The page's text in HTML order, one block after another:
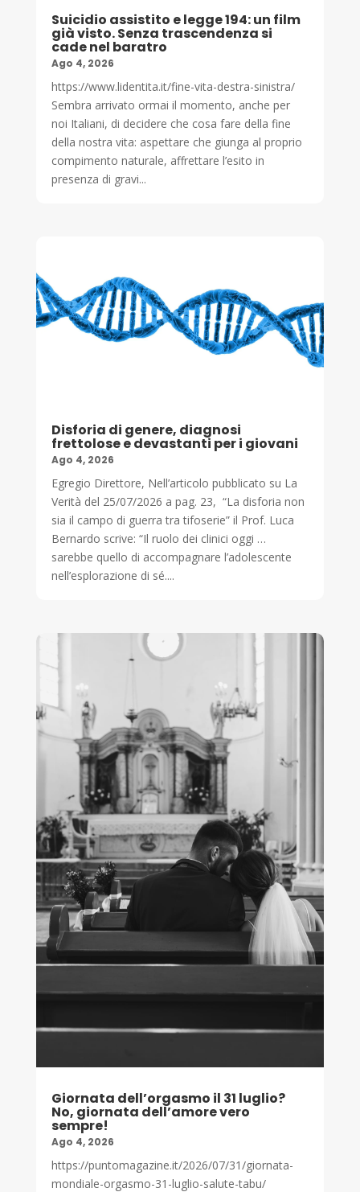
Suicidio assistito e legge 194: un film
già visto. Senza trascendenza si
cade nel baratro
Ago 4, 2026
https://www.lidentita.it/fine-vita-destra-sinistra/
Sembra arrivato ormai il momento, anche per
noi Italiani, di decidere che cosa fare della fine
della nostra vita: aspettare che giunga al proprio
compimento naturale, affrettare l’esito in
presenza di gravi...
Disforia di genere, diagnosi
frettolose e devastanti per i giovani
Ago 4, 2026
Egregio Direttore, Nell’articolo pubblicato su La
Verità del 25/07/2026 a pag. 23, “La disforia non
sia il campo di guerra tra tifoserie” il Prof. Luca
Bernardo scrive: “Il ruolo dei clinici oggi …
sarebbe quello di accompagnare l’adolescente
nell’esplorazione di sé....
Giornata dell’orgasmo il 31 luglio?
No, giornata dell’amore vero
sempre!
Ago 4, 2026
https://puntomagazine.it/2026/07/31/giornata-
mondiale-orgasmo-31-luglio-salute-tabu/